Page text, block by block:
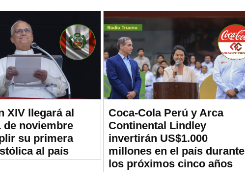
XIV llegará al
de noviembre
su primera
al país
Coca-Cola Perú y Arca
Continental Lindley
invertirán US$1.000
millones en el país durante
los próximos cinco años